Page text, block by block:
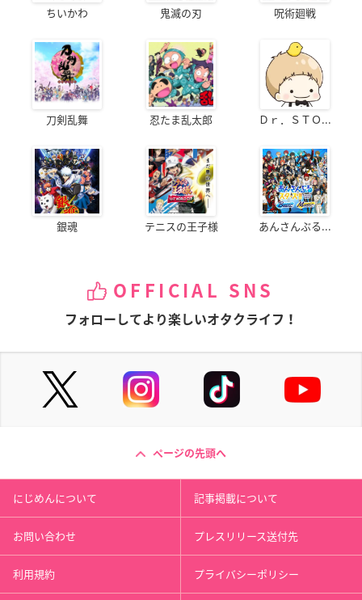
ちいかわ 鬼滅の刃 呪術廻戦
刀剣乱舞 忍たま乱太郎 Ｄｒ．ＳＴＯ...
銀魂 テニスの王子様 あんさんぶる...
OFFICIAL SNS
フォローしてより楽しいオタクライフ！
ページの先頭へ
にじめんについて 記事掲載について
お問い合わせ プレスリリース送付先
利用規約 プライバシーポリシー